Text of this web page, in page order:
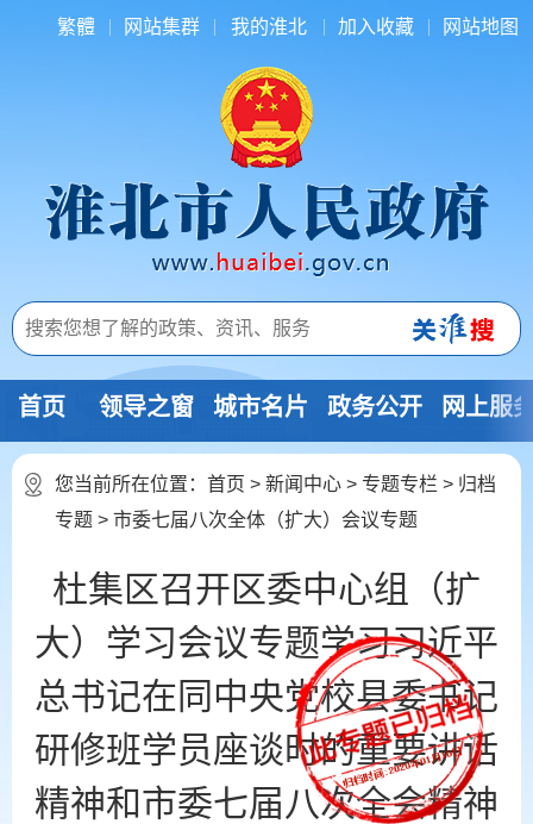
繁體 网站集群 我的淮北 加入收藏 网站地图
首页 领导之窗 城市名片 政务公开 网上服
您当前所在位置： 首页 > 新闻中心 > 专题专栏 > 归档
专题 > 市委七届八次全体（扩大）会议专题
杜集区召开区委中心组（扩
大）学习会议专题学习习近平
总书记在同中央党校县委书记
研修班学员座谈时的重要讲话
精神和市委七届八次全会精神